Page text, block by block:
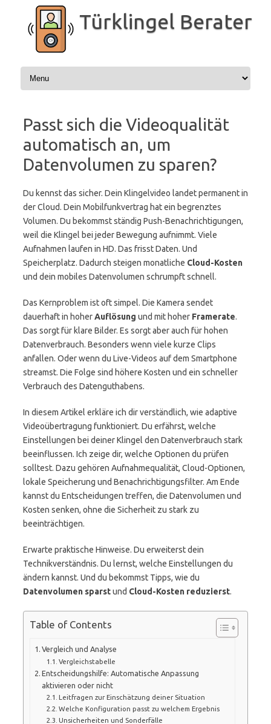
springen
Türklingel Berater
Passt sich die Videoqualität
automatisch an, um
Datenvolumen zu sparen?
Du kennst das sicher. Dein Klingelvideo landet permanent in
der Cloud. Dein Mobilfunkvertrag hat ein begrenztes
Volumen. Du bekommst ständig Push-Benachrichtigungen,
weil die Klingel bei jeder Bewegung aufnimmt. Viele
Aufnahmen laufen in HD. Das frisst Daten. Und
Speicherplatz. Dadurch steigen monatliche Cloud-Kosten
und dein mobiles Datenvolumen schrumpft schnell.
Das Kernproblem ist oft simpel. Die Kamera sendet
dauerhaft in hoherAuflösung und mit hoher Framerate.
Das sorgt für klare Bilder. Es sorgt aber auch für hohen
Datenverbrauch. Besonders wenn viele kurze Clips
anfallen. Oder wenn du Live-Videos auf dem Smartphone
streamst. Die Folge sind höhere Kosten und ein schneller
Verbrauch des Datenguthabens.
In diesem Artikel erkläre ich dir verständlich, wie adaptive
Videoübertragung funktioniert. Du erfährst, welche
Einstellungen bei deiner Klingel den Datenverbrauch stark
beeinflussen. Ich zeige dir, welche Optionen du prüfen
solltest. Dazu gehören Aufnahmequalität, Cloud-Optionen,
lokale Speicherung und Benachrichtigungsfilter. Am Ende
kannst du Entscheidungen treffen, die Datenvolumen und
Kosten senken, ohne die Sicherheit zu stark zu
beeinträchtigen.
Erwarte praktische Hinweise. Du erweiterst dein
Technikverständnis. Du lernst, welche Einstellungen du
ändern kannst. Und du bekommst Tipps, wie du
Datenvolumen sparstund Cloud-Kosten reduzierst.
Table of Contents
Vergleich und Analyse
Vergleichstabelle
Entscheidungshilfe: Automatische Anpassung
aktivieren oder nicht
Leitfragen zur Einschätzung deiner Situation
Welche Konfiguration passt zu welchem Ergebnis
Unsicherheiten und Sonderfälle